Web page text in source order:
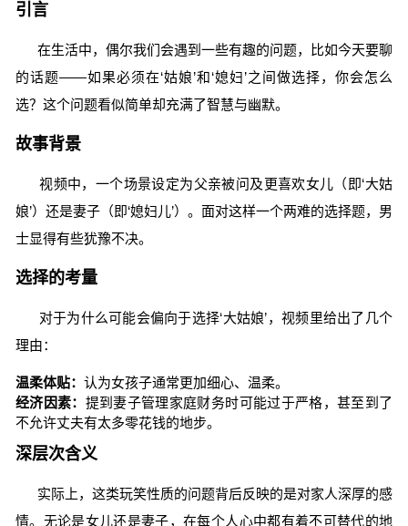
引言
在生活中，偶尔我们会遇到一些有趣的问题，比如今天要聊
的话题——如果必须在‘姑娘’和‘媳妇’之间做选择，你会怎么
选？这个问题看似简单却充满了智慧与幽默。
故事背景
视频中，一个场景设定为父亲被问及更喜欢女儿（即‘大姑
娘’）还是妻子（即‘媳妇儿’）。面对这样一个两难的选择题，男
士显得有些犹豫不决。
选择的考量
对于为什么可能会偏向于选择‘大姑娘’，视频里给出了几个
理由：
温柔体贴： 认为女孩子通常更加细心、温柔。
经济因素： 提到妻子管理家庭财务时可能过于严格，甚至到了
不允许丈夫有太多零花钱的地步。
深层次含义
实际上，这类玩笑性质的问题背后反映的是对家人深厚的感
情。无论是女儿还是妻子，在每个人心中都有着不可替代的地